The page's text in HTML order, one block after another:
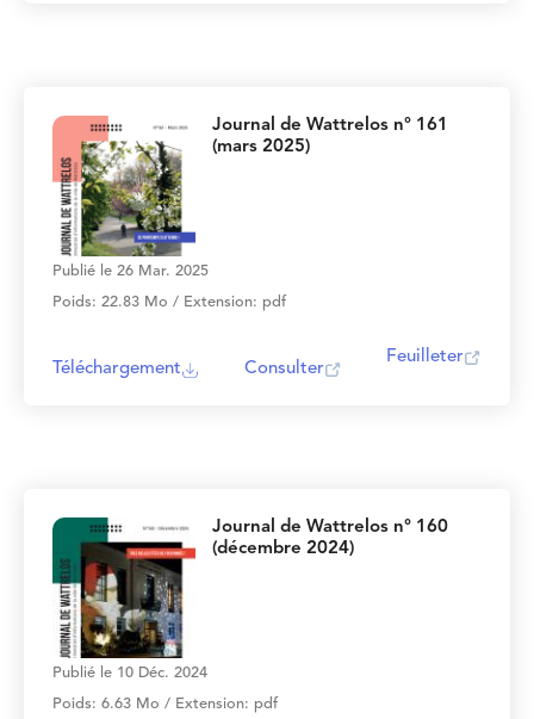
Journal de Wattrelos n° 161
(mars 2025)
Publié le 26 Mar. 2025
Poids: 22.83 Mo / Extension: pdf
Téléchargement Consulter
Feuilleter
Journal de Wattrelos n° 160
(décembre 2024)
Publié le 10 Déc. 2024
Poids: 6.63 Mo / Extension: pdf